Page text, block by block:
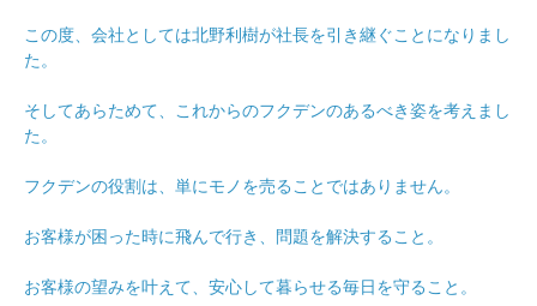
この度、会社としては北野利樹が社長を引き継ぐことになりまし
た。
そしてあらためて、これからのフクデンのあるべき姿を考えまし
た。
フクデンの役割は、単にモノを売ることではありません。
お客様が困った時に飛んで行き、問題を解決すること。
お客様の望みを叶えて、安心して暮らせる毎日を守ること。